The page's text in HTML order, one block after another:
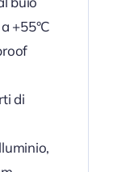
+55°C
di